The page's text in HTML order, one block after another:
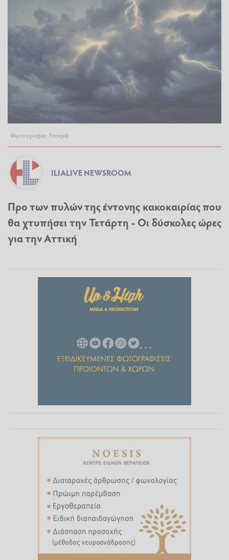
Φωτογραφία: Freepik
ILIALIVE NEWSROOM
Προ των πυλών της έντονης κακοκαιρίας που
θα χτυπήσει την Τετάρτη - Οι δύσκολες ώρες
για την Αττική